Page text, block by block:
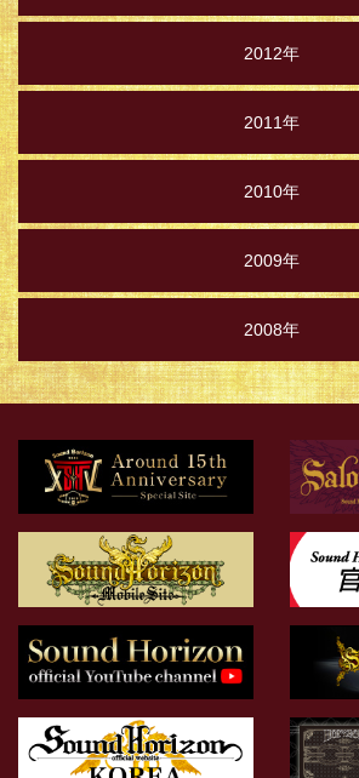
2012年
2011年
2010年
2009年
2008年